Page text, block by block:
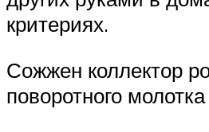
критериях.
Сожжен коллектор
поворотного